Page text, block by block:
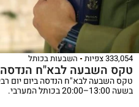
333,054 צפיות השבעות בכותל
טקס השבעה לבא"ח הנדסה
בשעה 13:00–20:00 בכותל המערבי.